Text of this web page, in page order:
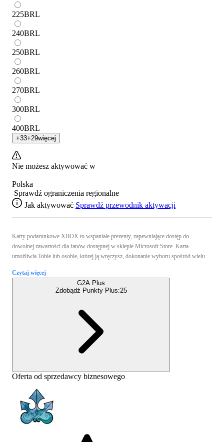
225BRL
240BRL
250BRL
260BRL
270BRL
300BRL
400BRL
+33+29więcej
Nie możesz aktywować w
Polska
Sprawdź ograniczenia regionalne
Jak aktywować Sprawdź przewodnik aktywacji
Karty podarunkowe XBOX to wspaniałe prezenty, zapewniające dostęp do
dowolnej zawartości dla fanów dostępnej w sklepie Microsoft Store. Karta
umożliwia Tobie lub osobie, której ją wręczysz, dokonanie wyboru spośród wielu ...
Czytaj więcej
G2A Plus
Zdobądź Punkty Plus:25
Oferta od sprzedawcy biznesowego